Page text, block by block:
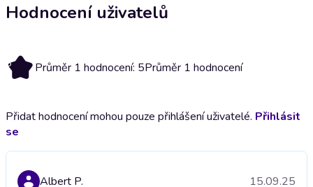
Hodnocení uživatelů
5 Průměr 1 hodnocení: 5Průměr 1 hodnocení
Přidat hodnocení mohou pouze přihlášení uživatelé. Přihlásit
se
Albert P. 15.09.25